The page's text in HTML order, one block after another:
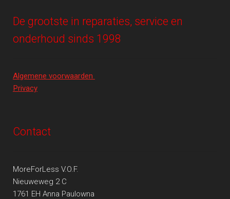
De grootste in reparaties, service en
onderhoud sinds 1998
Algemene voorwaarden
Privacy
Contact
MoreForLess V.O.F.
Nieuweweg 2 C
1761 EH Anna Paulowna